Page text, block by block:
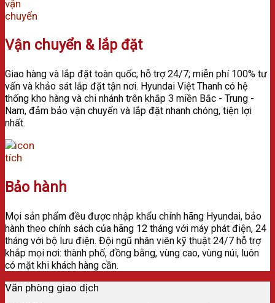
Vận chuyển & lắp đặt
Giao hàng và lắp đặt toàn quốc; hỗ trợ 24/7; miễn phí 100% tư
vấn và khảo sát lắp đặt tận nơi. Hyundai Việt Thanh có hệ
thống kho hàng và chi nhánh trên khắp 3 miền Bắc - Trung -
Nam, đảm bảo vận chuyển và lắp đặt nhanh chóng, tiện lợi
nhất.
Bảo hành
Mọi sản phẩm đều được nhập khẩu chính hãng Hyundai, bảo
hành theo chính sách của hãng 12 tháng với máy phát điện, 24
tháng với bộ lưu điện. Đội ngũ nhân viên kỹ thuật 24/7 hỗ trợ
khắp mọi nơi: thành phố, đồng bằng, vùng cao, vùng núi, luôn
có mặt khi khách hàng cần.
Văn phòng giao dịch